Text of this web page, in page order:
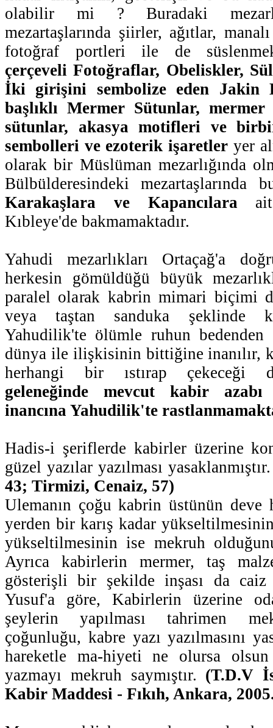
olabilir mi ? Buradaki
mezartaşlarında şiirler, ağıtlar,
fotoğraf portleri ile de
çerçeveli Fotoğraflar, Obeliskler,
İki girişini sembolize eden Jakin
başlıklı Mermer Sütunlar,
sütunlar, akasya motifleri ve
sembolleri ve ezoterik işaretler yer
olarak bir Müslüman mezarlığında
Bülbülderesindeki mezartaşlarında
Karakaşlara ve Kapancılara ait
Kıbleye'de bakmamaktadır.
Yahudi mezarlıkları Ortaçağ'a
herkesin gömüldüğü büyük
paralel olarak kabrin mimari biçimi
veya taştan sanduka şeklinde
Yahudilik'te ölümle ruhun bedenden
dünya ile ilişkisinin bittiğine inanılır,
herhangi bir ıstırap çekeceği
geleneğinde mevcut kabir azabı
inancına Yahudilik'te
Hadis-i şeriflerde kabirler üzerine
güzel yazılar yazılması
43; Tirmizi, Cenaiz, 57)
Ulemanın çoğu kabrin üstünün deve
yerden bir karış kadar
yükseltilmesinin ise mekruh
Ayrıca kabirlerin mermer, taş
gösterişli bir şekilde inşası da
Yusuf'a göre, Kabirlerin üzerine
şeylerin yapılması tahrimen
çoğunluğu, kabre yazı yazılmasını
hareketle ma-hiyeti ne olursa
yazmayı mekruh saymıştır. (T.D.V
Kabir Maddesi - Fıkıh, Ankara,